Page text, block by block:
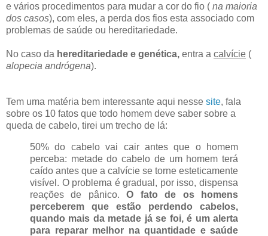
e vários procedimentos para mudar a cor do fio ( na maioria
dos casos), com eles, a perda dos fios esta associado com
problemas de saúde ou hereditariedade.
No caso da hereditariedade e genética, entra a calvície (
alopecia andrógena).
Tem uma matéria bem interessante aqui nesse site, fala
sobre os 10 fatos que todo homem deve saber sobre a
queda de cabelo, tirei um trecho de lá:
50% do cabelo vai cair antes que o homem
perceba: metade do cabelo de um homem terá
caído antes que a calvície se torne esteticamente
visível. O problema é gradual, por isso, dispensa
reações de pânico.O fato de os homens
perceberem que estão perdendo cabelos,
quando mais da metade já se foi, é um alerta
para reparar melhor na quantidade e saúde